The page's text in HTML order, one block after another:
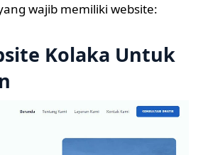
wajib memiliki website:
Kolaka Untuk